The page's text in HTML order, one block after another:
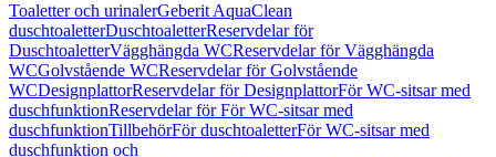
Toaletter och urinalerGeberit AquaClean
duschtoaletterDuschtoaletterReservdelar för
DuschtoaletterVägghängda WCReservdelar för Vägghängda
WCGolvstående WCReservdelar för Golvstående
WCDesignplattorReservdelar för DesignplattorFör WC-sitsar med
duschfunktionReservdelar för För WC-sitsar med
duschfunktionTillbehörFör duschtoaletterFör WC-sitsar med
duschfunktion och